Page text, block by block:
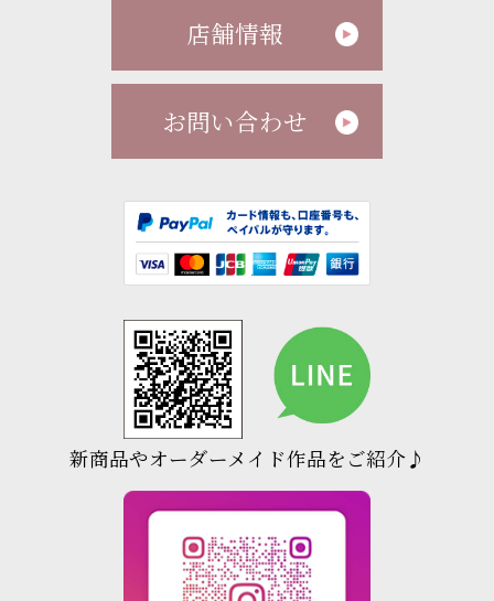
店舗情報
お問い合わせ
新商品やオーダーメイド作品をご紹介♪